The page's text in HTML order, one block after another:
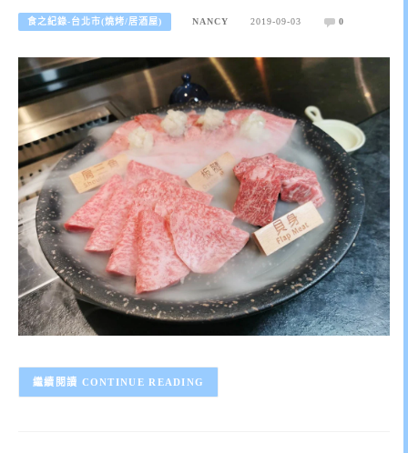
食之紀錄-台北市(燒烤/居酒屋) NANCY 2019-09-03 0
CONTINUE READING